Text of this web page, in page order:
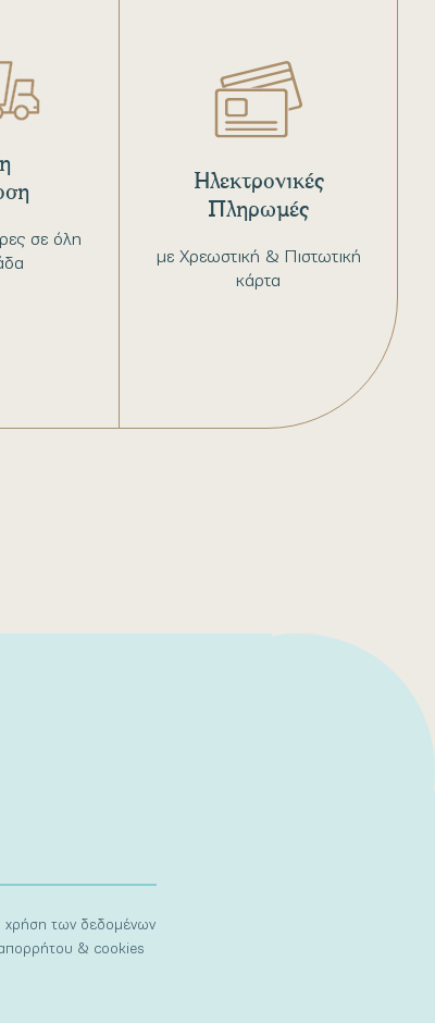
σε όλη
με Χρεωστική & Πιστωτική
κάρτα
Ηλεκτρονικές
Πληρωμές
χρήση των δεδομένων
& cookies